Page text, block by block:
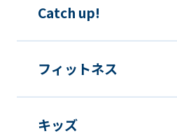
Catch up!
フィットネス
キッズ